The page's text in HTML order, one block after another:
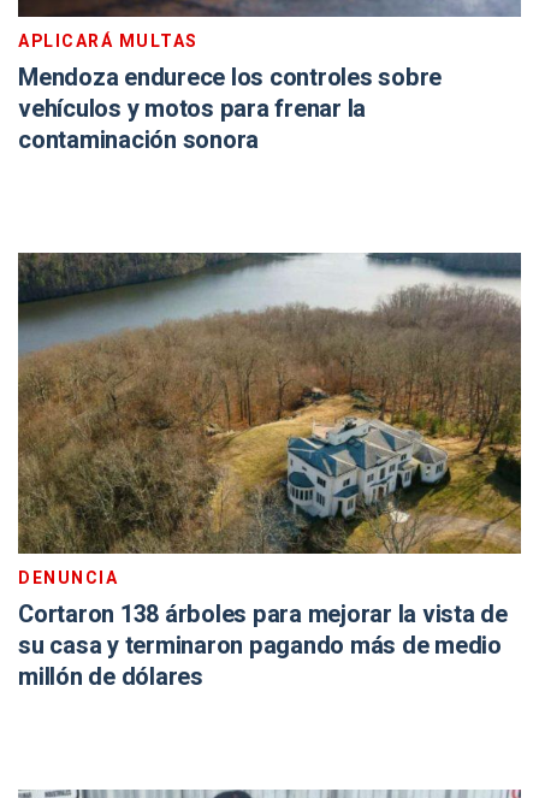
APLICARÁ MULTAS
Mendoza endurece los controles sobre
vehículos y motos para frenar la
contaminación sonora
DENUNCIA
Cortaron 138 árboles para mejorar la vista de
su casa y terminaron pagando más de medio
millón de dólares